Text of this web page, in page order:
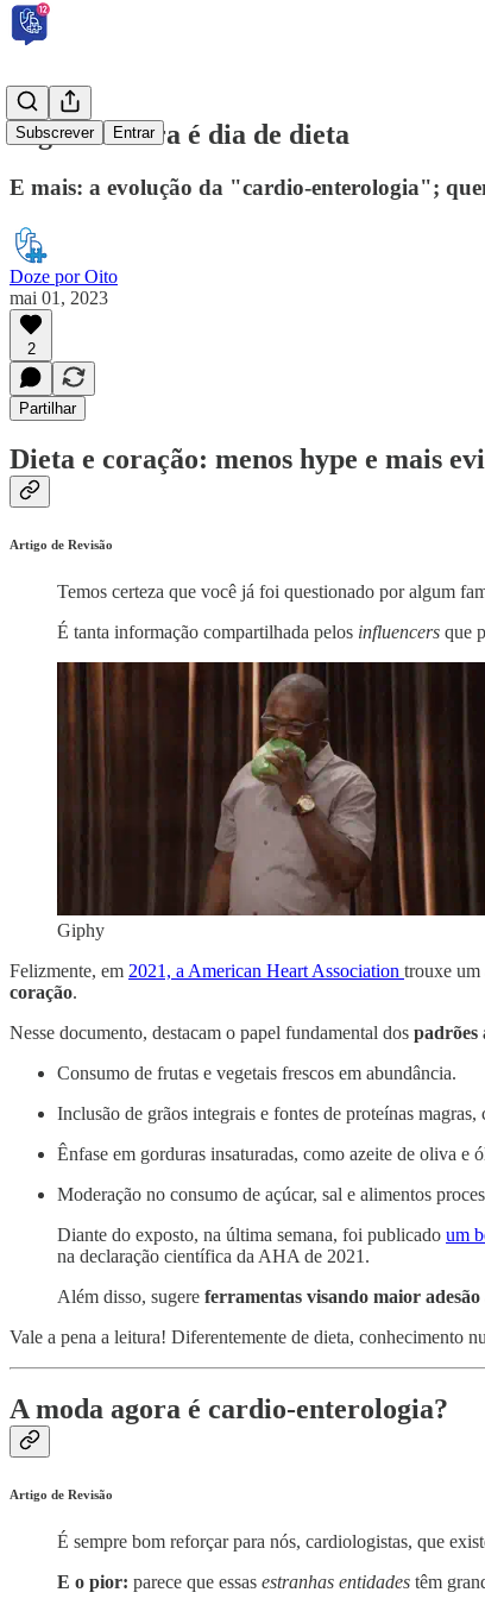
Subscrever Entrar
Segunda-feira é dia de dieta
E mais: a evolução da "cardio-enterologia";
Doze por Oito
mai 01, 2023
2
Partilhar
Dieta e coração: menos hype e mais
Artigo de Revisão
Temos certeza que você já foi questionado por algum
É tanta informação compartilhada pelos influencers que
Giphy
Felizmente, em 2021, a American Heart Association trouxe um
coração.
Nesse documento, destacam o papel fundamental dos padrões
Consumo de frutas e vegetais frescos em abundância.
Inclusão de grãos integrais e fontes de proteínas
Ênfase em gorduras insaturadas, como azeite de oliva e
Moderação no consumo de açúcar, sal e alimentos
Diante do exposto, na última semana, foi publicado um
na declaração científica da AHA de 2021.
Além disso, sugere ferramentas visando maior adesão
Vale a pena a leitura! Diferentemente de dieta, conhecimento
A moda agora é cardio-enterologia?
Artigo de Revisão
É sempre bom reforçar para nós, cardiologistas, que
E o pior: parece que essas estranhas entidades têm